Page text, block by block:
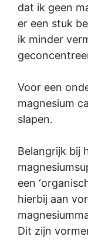
dat ik geen
er een stuk
ik minder
Voor een
magnesium
slapen.
Belangrijk bij
een
hierbij aan
Dit zijn